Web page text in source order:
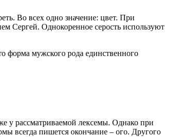
Во всех одно значение: цвет. При
Сергей. Однокоренное серость используют
форма мужского рода единственного
у рассматриваемой лексемы. Однако при
всегда пишется окончание – ого. Другого